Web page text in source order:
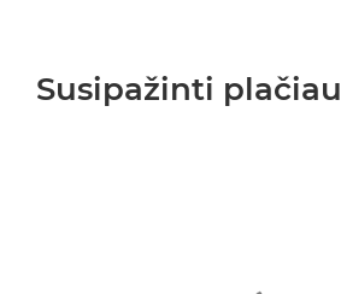
Susipažinti plačiau